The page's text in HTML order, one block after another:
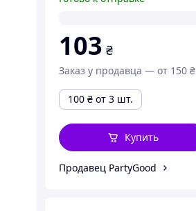
103 ₴
Заказ у продавца — от 150 ₴
100 ₴ от 3 шт.
Купить
Продавец PartyGood